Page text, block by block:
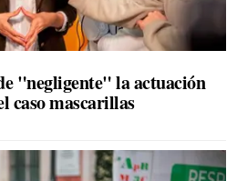
"negligente" la actuación
caso mascarillas